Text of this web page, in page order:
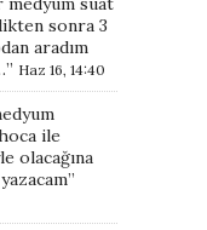
sonra 3
aradım
” Haz 16, 14:40
ile
olacağına
”